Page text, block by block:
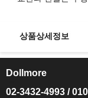
상품상세정보
Dollmore
02-3432-4993 /